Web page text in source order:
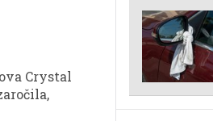
Crystal